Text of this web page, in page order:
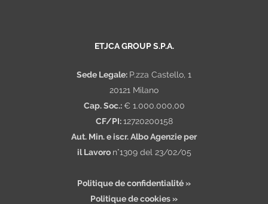
ETJCA GROUP S.P.A.
Sede Legale: P.zza Castello, 1
20121 Milano
Cap. Soc.: € 1.000.000,00
CF/PI:12720200158
Aut. Min. e iscr. Albo Agenzie per
il Lavoro n°1309 del 23/02/05
Politique de confidentialité »
Politique de cookies »